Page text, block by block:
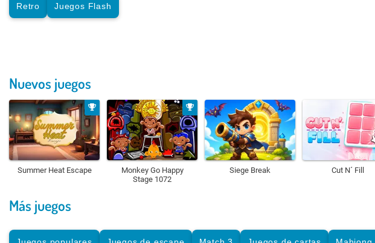
Retro Juegos Flash
Nuevos juegos
Summer Heat Escape
Monkey Go Happy
Stage 1072
Siege Break Cut N´ Fill
Más juegos